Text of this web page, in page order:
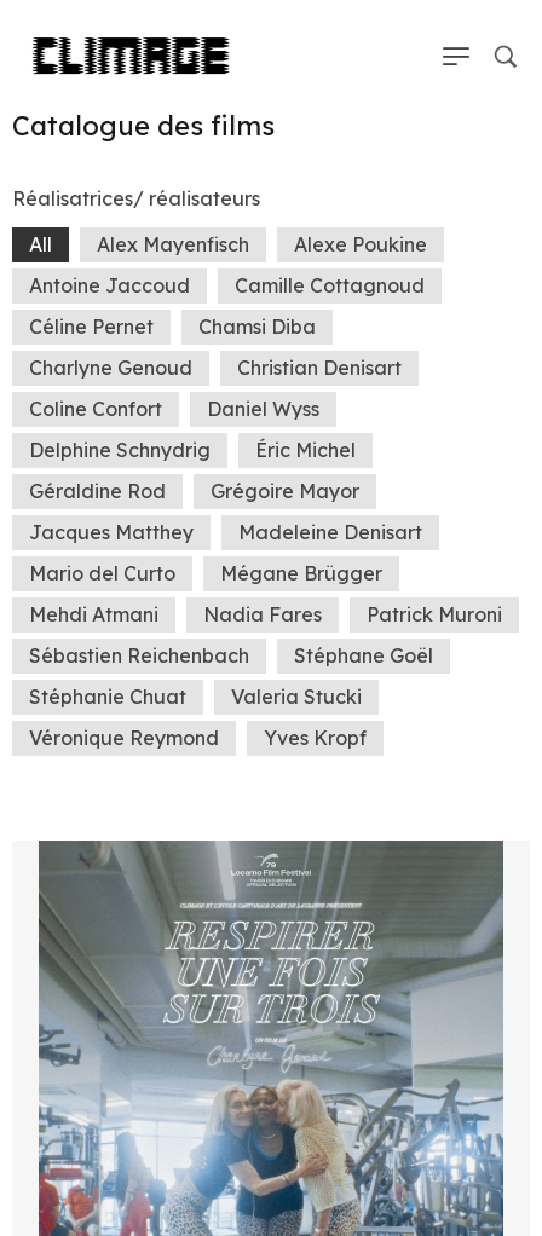
Catalogue des films
Réalisatrices/ réalisateurs
All
Alex Mayenfisch
Alexe Poukine
Antoine Jaccoud
Camille Cottagnoud
Céline Pernet
Chamsi Diba
Charlyne Genoud
Christian Denisart
Coline Confort
Daniel Wyss
Delphine Schnydrig
Éric Michel
Géraldine Rod
Grégoire Mayor
Jacques Matthey
Madeleine Denisart
Mario del Curto
Mégane Brügger
Mehdi Atmani
Nadia Fares
Patrick Muroni
Sébastien Reichenbach
Stéphane Goël
Stéphanie Chuat
Valeria Stucki
Véronique Reymond
Yves Kropf